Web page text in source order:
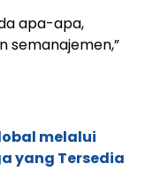
apa-apa,
semanajemen,”
melalui
yang Tersedia